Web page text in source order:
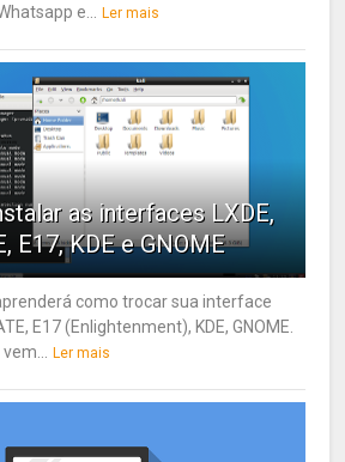
e...
Ler mais
as interfaces LXDE,
E17, KDE e GNOME
como trocar sua interface
E17 (Enlightenment), KDE, GNOME.
Ler mais